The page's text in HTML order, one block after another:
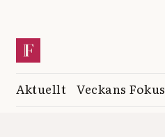
Aktuellt Veckans Fokus